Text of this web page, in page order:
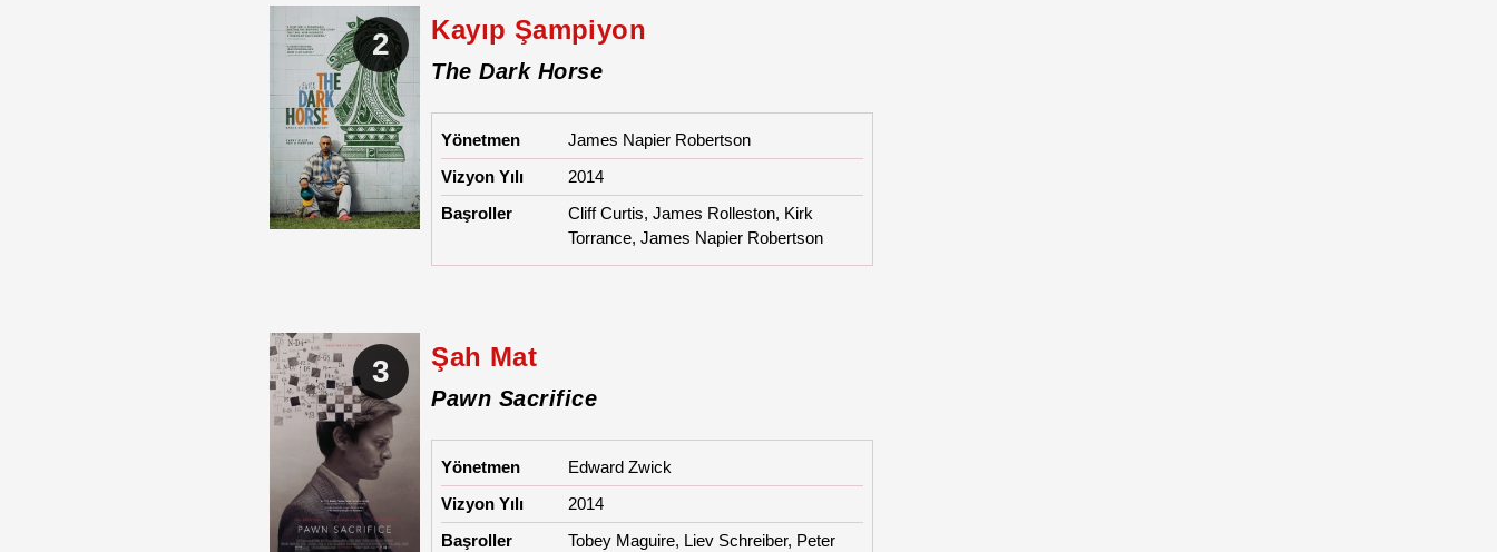
2 Kayıp Şampiyon
The Dark Horse
Yönetmen
James Napier Robertson
Vizyon Yılı
2014
Başroller
Cliff Curtis, James Rolleston, Kirk
Torrance, James Napier Robertson
3 Şah Mat
Pawn Sacrifice
Yönetmen
Edward Zwick
Vizyon Yılı
2014
Başroller
Tobey Maguire, Liev Schreiber, Peter